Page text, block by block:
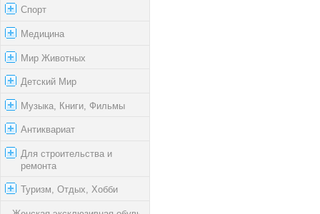
Спорт
Медицина
Мир Животных
Детский Мир
Музыка, Книги, Фильмы
Антиквариат
Для строительства и
ремонта
Туризм, Отдых, Хобби